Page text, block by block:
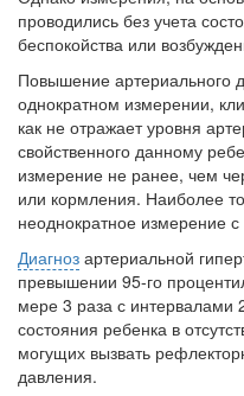
бесплатно, в течении
проводились без учета
беспокойства или
Повышение артериального
однократном измере­нии,
как не отражает уровня
свойственного данному
измерение не ра­нее, чем
или кормления. Наиболее
неоднократное измерение
Диагноз артериальной
превышении 95-го
мере 3 раза с интервалами
состояния ребенка в
могущих вы­звать
давления.